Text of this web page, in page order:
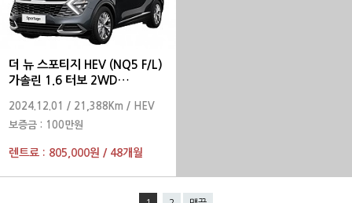
더 뉴 스포티지 HEV (NQ5 F/L)
가솔린 1.6 터보 2WD
2024.12.01 / 21,388Km / HEV
보증금 : 100만원
렌트료 : 805,000원 / 48개월